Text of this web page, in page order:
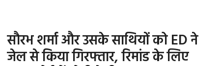
Office Office
सौरभ शर्मा और उसके साथियों को ED ने
जेल से किया गिरफ्तार, रिमांड के लिए